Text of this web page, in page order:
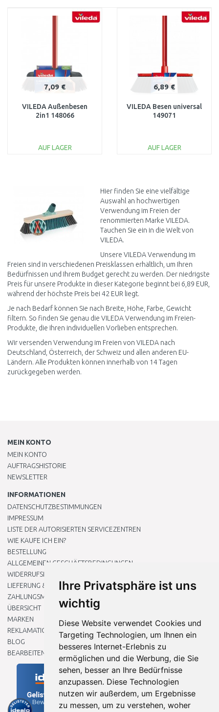
Ihre Privatsphäre ist uns
wichtig
Diese Website verwendet Cookies und
Targeting Technologien, um Ihnen ein
besseres Internet-Erlebnis zu
ermöglichen und die Werbung, die Sie
sehen, besser an Ihre Bedürfnisse
anzupassen. Diese Technologien
nutzen wir außerdem, um Ergebnisse
zu messen, um zu verstehen, woher
7,09 €
VILEDA Außenbesen
2in1 148066
AUF LAGER
6,89 €
VILEDA Besen universal
149071
AUF LAGER
Vergleichen
Hier finden Sie eine vielfältige
Auswahl an hochwertigen
Verwendung im Freien der
renommierten Marke VILEDA.
Tauchen Sie ein in die Welt von
VILEDA.
Unsere VILEDA Verwendung im
Freien sind in verschiedenen Preisklassen erhältlich, um Ihren
Bedürfnissen und Ihrem Budget gerecht zu werden. Der niedrigste
Preis für unsere Produkte in dieser Kategorie beginnt bei 6,89 EUR,
während der höchste Preis bei 42 EUR liegt.
Je nach Bedarf können Sie nach Breite, Höhe, Farbe, Gewicht
filtern. So finden Sie genau die VILEDA Verwendung im Freien-
Produkte, die Ihren individuellen Vorlieben entsprechen.
Wir versenden Verwendung im Freien von VILEDA nach
Deutschland, Österreich, der Schweiz und allen anderen EU-
Ländern. Alle Produkten können innerhalb von 14 Tagen
zurückgegeben werden.
MEIN KONTO
MEIN KONTO
AUFTRAGSHISTORIE
NEWSLETTER
INFORMATIONEN
DATENSCHUTZBESTIMMUNGEN
IMPRESSUM
LISTE DER AUTORISIERTEN SERVICEZENTREN
WIE KAUFE ICH EIN?
BESTELLUNG
ALLGEMEINEN GESCHÄFTSBEDINGUNGEN
WIDERRUFSRECHT
LIEFERUNG & ZAHLUNG
ZAHLUNGSMETHODEN
ÜBERSICHT
MARKEN
REKLAMATIONEN UND RETOUREN
BLOG
BEARBEITEN SIE MEINE COOKIE-EINSTELLUNGEN